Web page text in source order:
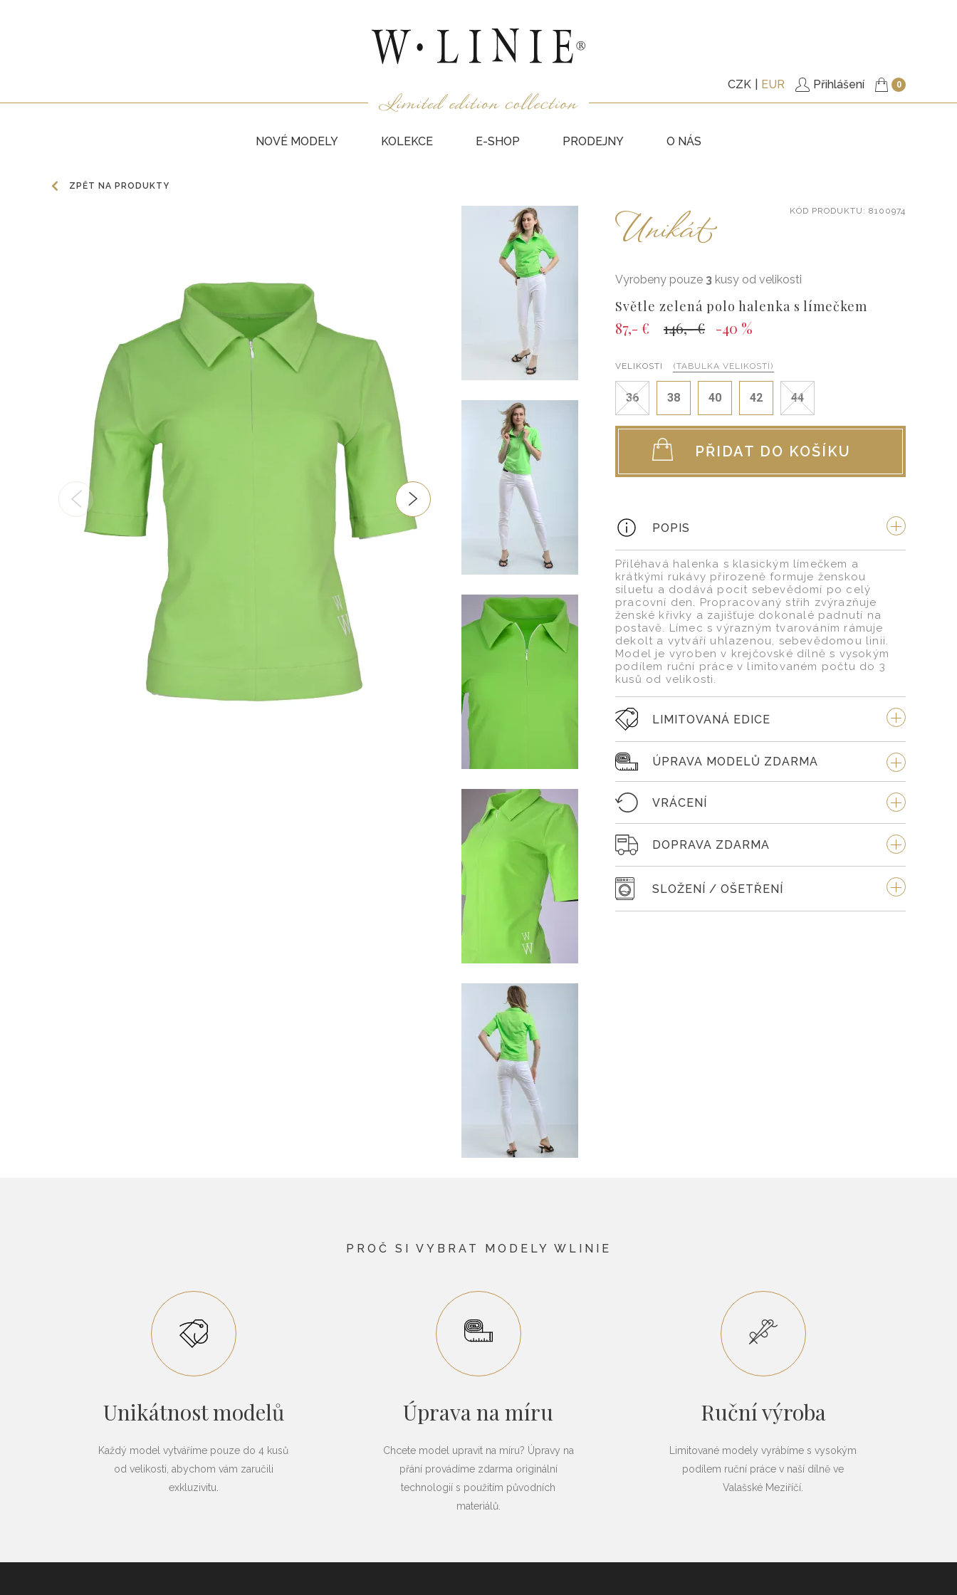
CZK EUR Přihlášení 0
NOVÉ MODELY KOLEKCE E-SHOP
NEPODŠITÉ
KABÁTKY
VESTY
KABÁTY, BUNDY
DOPLŇKY
DÁRKOVÉ POUKAZY
PRODEJNY O NÁS
ZPĚT NA PRODUKTY
KÓD PRODUKTU : 8100974
Unikát
Vyrobeny pouze 3 kusy od velikosti
Světle zelená polo halenka s límečkem
87,- € 146,- € -40 %
VELIKOSTI (TABULKA VELIKOSTÍ)
36 38 40 42 44
PŘIDAT DO KOŠÍKU
POPIS
Přiléhavá halenka s klasickým límečkem a
krátkými rukávy přirozeně formuje ženskou
siluetu a dodává pocit sebevědomí po celý
pracovní den. Propracovaný střih zvýrazňuje
ženské křivky a zajišťuje dokonalé padnutí na
postavě. Límec s výrazným tvarováním rámuje
dekolt a vytváří uhlazenou, sebevědomou linii.
Model je vyroben v krejčovské dílně s vysokým
podílem ruční práce v limitovaném počtu do 3
kusů od velikosti.
LIMITOVANÁ EDICE
ÚPRAVA MODELŮ ZDARMA
VRÁCENÍ
DOPRAVA ZDARMA
SLOŽENÍ / OŠETŘENÍ
PROČ SI VYBRAT MODELY WLINIE
Unikátnost modelů
Každý model vytváříme pouze do 4 kusů
od velikosti, abychom vám zaručili
exkluzivitu.
Úprava na míru
Chcete model upravit na míru? Úpravy na
přání provádíme zdarma originální
technologií s použitím původních
materiálů.
Ruční výroba
Limitované modely vyrábíme s vysokým
podílem ruční práce v naší dílně ve
Valašské Meziříčí.